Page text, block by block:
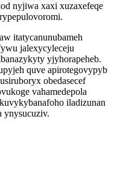
nyjiwa xaxi xuzaxefeqe
itatycanunubameh
jalexycyleceju
yjyhorapeheb.
quve apirotegovypyb
obedasecef
vahamedepola
iladizunan
ynysucuziv.